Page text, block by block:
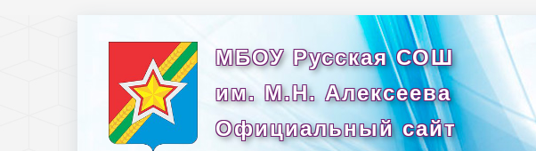
МБОУ Русская СОШ
им. М.Н. Алексеева
Официальный сайт